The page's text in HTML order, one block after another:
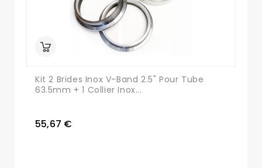
Kit 2 Brides Inox V-Band 2.5" Pour Tube
63.5mm + 1 Collier Inox...
55,67 €